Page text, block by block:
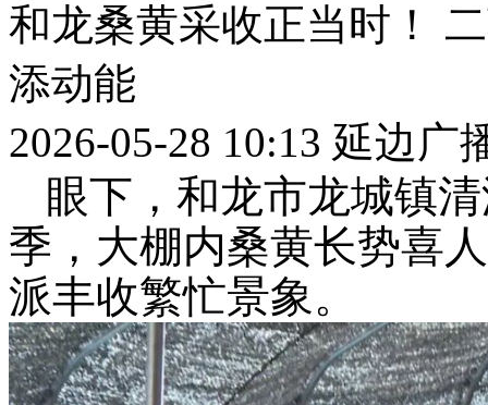
和龙桑黄采收正当时！
添动能
2026-05-28 10:13 延边广
眼下，和龙市龙城镇
季，大棚内桑黄长势喜
派丰收繁忙景象。